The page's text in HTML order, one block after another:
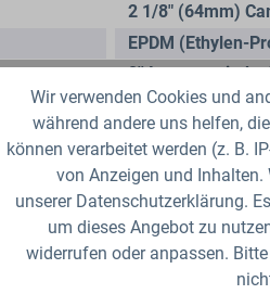
2 1/8" (64mm)
EPDM (Ethylen-
2'' Innengewinde,
Nein
Nein
Nebeneinander,
ISO 14236,
Wir verwenden Cookies und
während andere uns helfen,
können verarbeitet werden (z. B.
von Anzeigen und
unserer Datenschutzerklärung.
um dieses Angebot zu
widerrufen oder anpassen.